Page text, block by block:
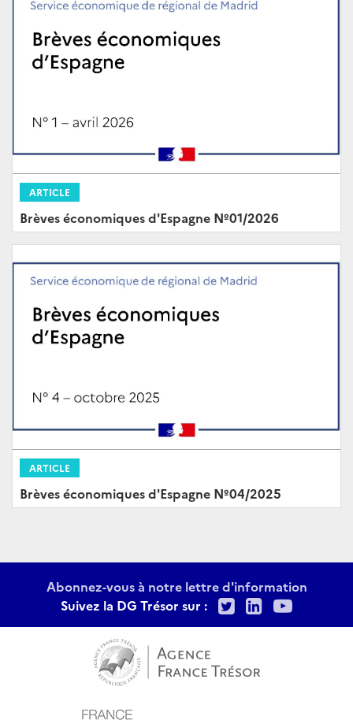
ARTICLE
Brèves économiques d'Espagne Nº01/2026
ARTICLE
Brèves économiques d'Espagne Nº04/2025
Abonnez-vous à notre lettre d'information
Suivez la DG Trésor sur :
TwitterLinkedIn